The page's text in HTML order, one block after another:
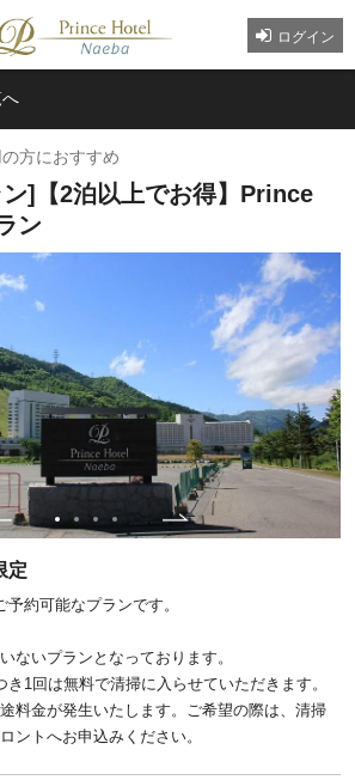
ログイン
方におすすめ
]【2泊以上でお得】Prince
ン
定
約可能なプランです。
ないプランとなっております。
1回は無料で清掃に入らせていただきます。
料金が発生いたします。ご希望の際は、清掃
ントへお申込みください。